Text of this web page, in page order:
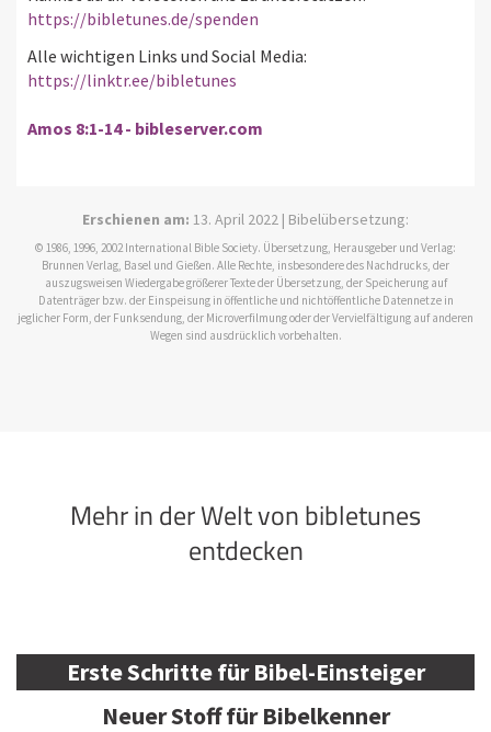
https://bibletunes.de/spenden
Alle wichtigen Links und Social Media:
https://linktr.ee/bibletunes
Amos 8:1-14 - bibleserver.com
Erschienen am: 13. April 2022 | Bibelübersetzung:
© 1986, 1996, 2002 International Bible Society. Übersetzung, Herausgeber und Verlag:
Brunnen Verlag, Basel und Gießen. Alle Rechte, insbesondere des Nachdrucks, der
auszugsweisen Wiedergabe größerer Texte der Übersetzung, der Speicherung auf
Datenträger bzw. der Einspeisung in öffentliche und nichtöffentliche Datennetze in
jeglicher Form, der Funksendung, der Microverfilmung oder der Vervielfältigung auf anderen
Wegen sind ausdrücklich vorbehalten.
Mehr in der Welt von bibletunes
entdecken
Erste Schritte für Bibel-Einsteiger
Neuer Stoff für Bibelkenner